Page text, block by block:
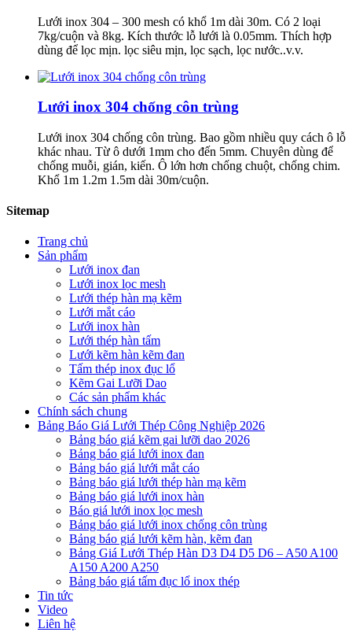
Lưới inox 304 – 300 mesh có khổ 1m dài 30m. Có 2 loại
7kg/cuộn và 8kg. Kích thước lỗ lưới là 0.05mm. Thích hợp
dùng để lọc mịn. lọc siêu mịn, lọc sạch, lọc nước..v.v.
Lưới inox 304 chống côn trùng
Lưới inox 304 chống côn trùng. Bao gồm nhiều quy cách ô lỗ
khác nhau. Từ ô dưới 1mm cho đến 5mm. Chuyên dùng để
chống muỗi, gián, kiến. Ô lớn hơn chống chuột, chống chim.
Khổ 1m 1.2m 1.5m dài 30m/cuộn.
Sitemap
Trang chủ
Sản phẩm
Lưới inox đan
Lưới inox lọc mesh
Lưới thép hàn mạ kẽm
Lưới mắt cáo
Lưới inox hàn
Lưới thép hàn tấm
Lưới kẽm hàn kẽm đan
Tấm thép inox đục lổ
Kẽm Gai Lưỡi Dao
Các sản phẩm khác
Chính sách chung
Bảng Báo Giá Lưới Thép Công Nghiệp 2026
Bảng báo giá kẽm gai lưỡi dao 2026
Bảng báo giá lưới inox đan
Bảng báo giá lưới mắt cáo
Bảng báo giá lưới thép hàn mạ kẽm
Bảng báo giá lưới inox hàn
Báo giá lưới inox lọc mesh
Bảng báo giá lưới inox chống côn trùng
Bảng báo giá lưới kẽm hàn, kẽm đan
Bảng Giá Lưới Thép Hàn D3 D4 D5 D6 – A50 A100
A150 A200 A250
Bảng báo giá tấm đục lổ inox thép
Tin tức
Video
Liên hệ